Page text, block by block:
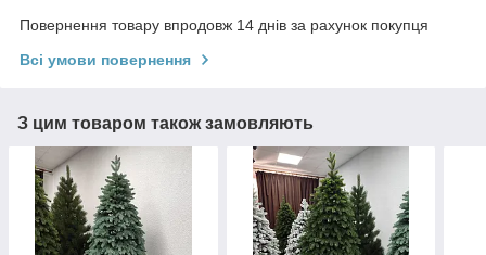
Повернення товару впродовж 14 днів за рахунок покупця
Всі умови повернення
З цим товаром також замовляють